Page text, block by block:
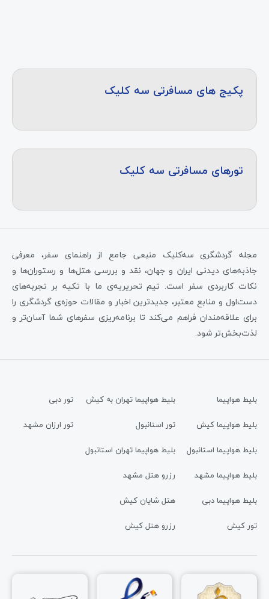
پکیج های مسافرتی سه کلیک
تورهای مسافرتی سه کلیک
مجله گردشگری سه‌کلیک منبعی جامع از راهنمای سفر، معرفی
جاذبه‌های دیدنی ایران و جهان، نقد و بررسی هتل‌ها و رستوران‌ها و
نکات کاربردی سفر است. تیم تحریریه‌ی ما با تکیه بر تجربه‌های
دست‌اول و منابع معتبر، جدیدترین اخبار و مقالات حوزه‌ی گردشگری را
برای علاقه‌مندان فراهم می‌کند تا برنامه‌ریزی سفرهای شما آسان‌تر و
لذت‌بخش‌تر شود.
بلیط هواپیما
بلیط هواپیما کیش
بلیط هواپیما استانبول
بلیط هواپیما مشهد
بلیط هواپیما دبی
تور کیش
بلیط هواپیما تهران به کیش
تور استانبول
بلیط هواپیما تهران استانبول
رزرو هتل مشهد
هتل شایان کیش
رزرو هتل کیش
تور دبی
تور ارزان مشهد